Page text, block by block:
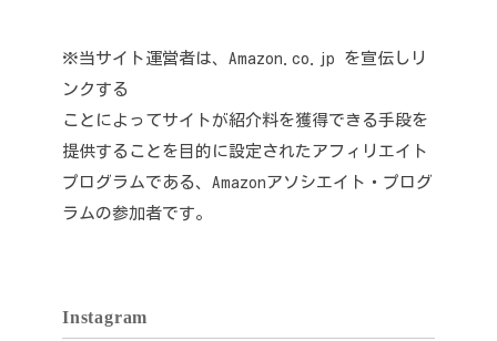
※当サイト運営者は、Amazon.co.jp を宣伝しリ
ンクする
ことによってサイトが紹介料を獲得できる手段を
提供することを目的に設定されたアフィリエイト
プログラムである、Amazonアソシエイト・プログ
ラムの参加者です。
Instagram